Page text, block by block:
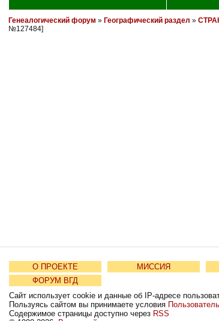
Генеалогический форум » Географический раздел »
№127484]
О ПРОЕКТЕ МИССИЯ
ФОРУМ ВГД
Сайт использует cookie и данные об IP-адресе
Пользуясь сайтом вы принимаете условия
Содержимое страницы доступно через RSS